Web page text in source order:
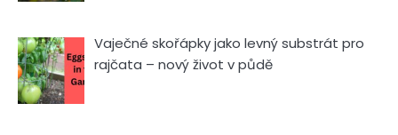
Vaječné skořápky jako levný substrát pro
rajčata – nový život v půdě